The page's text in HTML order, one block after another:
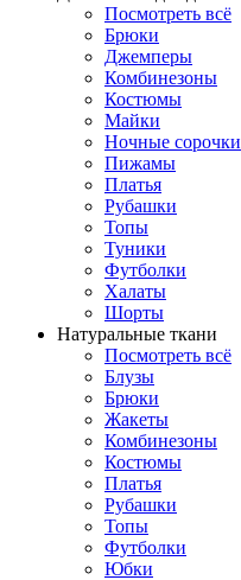
Посмотреть всё
Брюки
Джемперы
Комбинезоны
Костюмы
Майки
Ночные сорочки
Пижамы
Платья
Рубашки
Топы
Туники
Футболки
Халаты
Шорты
Натуральные ткани
Посмотреть всё
Блузы
Брюки
Жакеты
Комбинезоны
Костюмы
Платья
Рубашки
Топы
Футболки
Юбки